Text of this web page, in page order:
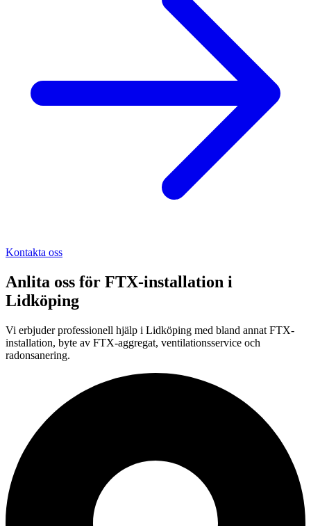
Kontakta oss
Anlita oss för FTX-installation i
Lidköping
Vi erbjuder professionell hjälp i Lidköping med bland annat FTX-
installation, byte av FTX-aggregat, ventilationsservice och
radonsanering.